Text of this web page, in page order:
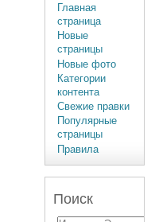
Главная
страница
Новые
страницы
Новые фото
Категории
контента
Свежие правки
Популярные
страницы
Правила
Поиск